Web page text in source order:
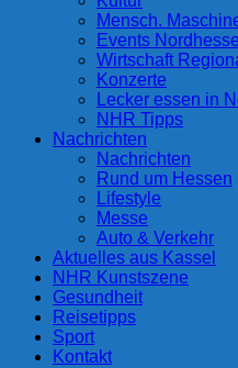
Mensch.
Events
Wirtschaft
Konzerte
Lecker essen in
NHR Tipps
Nachrichten
Nachrichten
Rund um Hessen
Lifestyle
Messe
Auto & Verkehr
Aktuelles aus Kassel
NHR Kunstszene
Gesundheit
Reisetipps
Sport
Kontakt